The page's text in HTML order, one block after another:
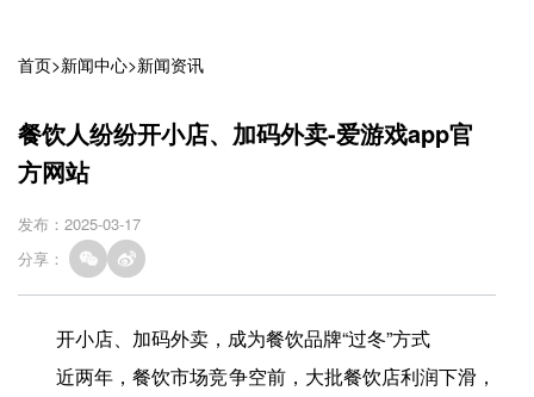
首页>新闻中心>新闻资讯
餐饮人纷纷开小店、加码外卖-爱游戏app官
方网站
发布：2025-03-17
分享：
开小店、加码外卖，成为餐饮品牌“过冬”方式
近两年，餐饮市场竞争空前，大批餐饮店利润下滑，